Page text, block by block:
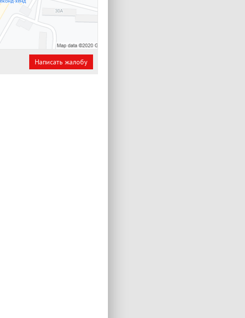
Написать жалобу